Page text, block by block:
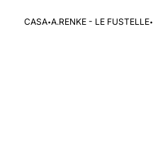
CASA·A.RENKE - LE FUSTELLE·